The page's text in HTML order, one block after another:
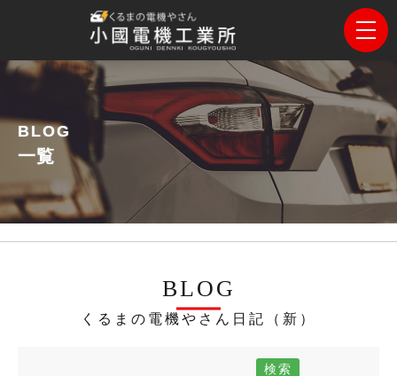
BLOG
一覧
BLOG
くるまの電機やさん日記（新）
検索